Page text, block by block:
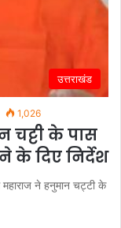
उत्तराखंड
1,026
चट्टी के पास
के दिए निर्देश
महाराज ने हनुमान चट्टी के